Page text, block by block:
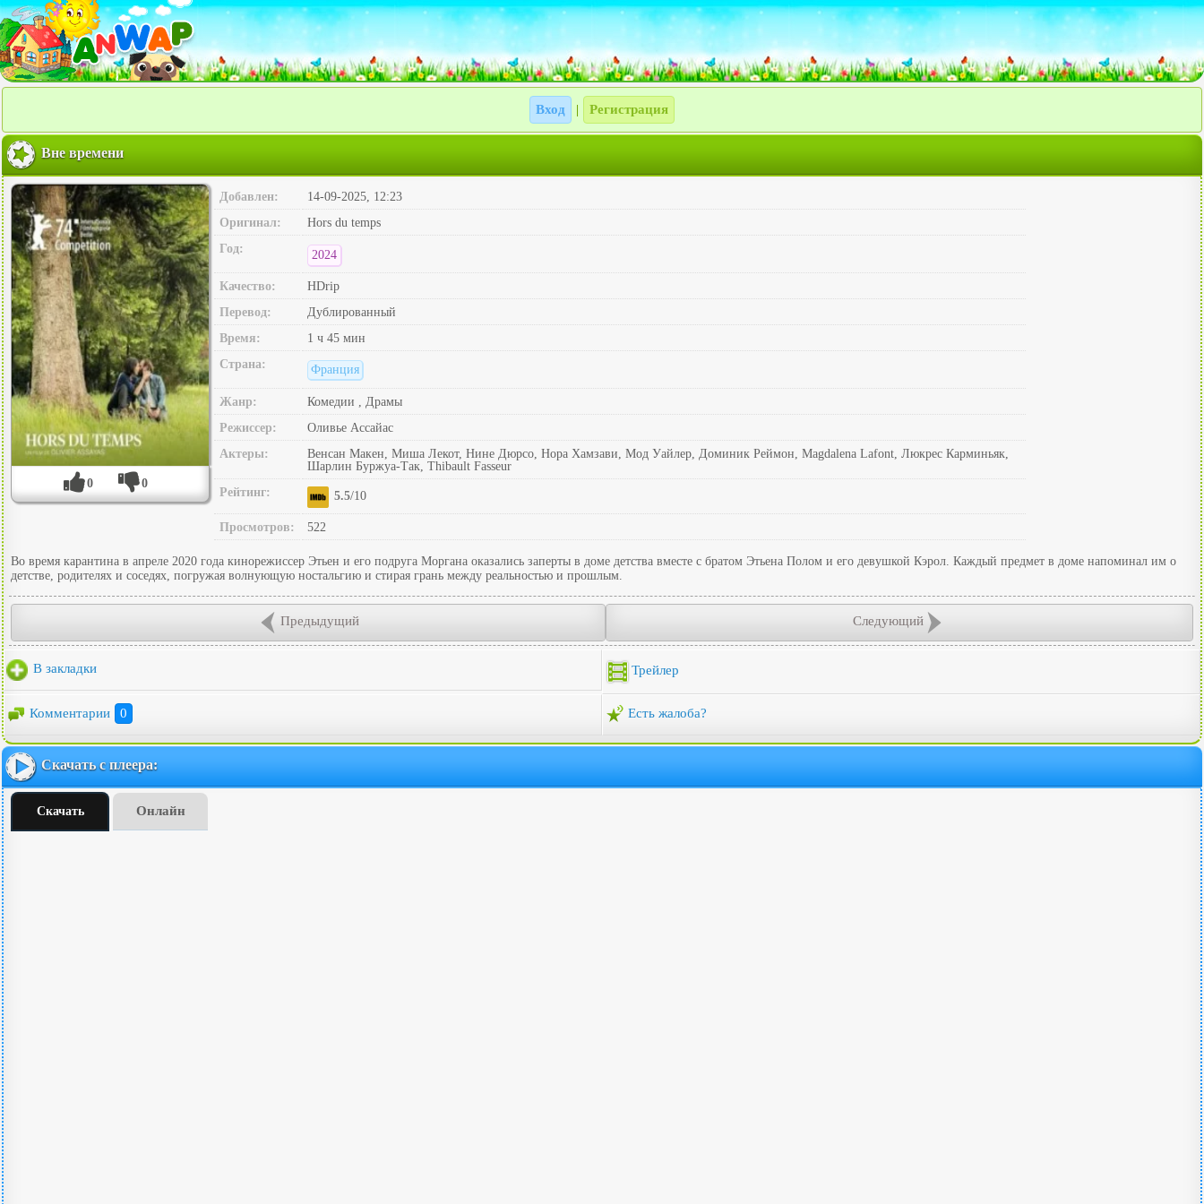
Вход Регистрация
Вне времени
0 0
Добавлен:
14-09-2025, 12:23
Оригинал:
Hors du temps
Год:
2024
Качество:
HDrip
Перевод:
Дублированный
Время:
1 ч 45 мин
Страна:
Франция
Жанр:
Комедии , Драмы
Режиссер:
Оливье Ассайас
Актеры:
Венсан Макен, Миша Лекот, Нине Дюрсо, Нора Хамзави, Мод Уайлер, Доминик Реймон, Magdalena Lafont, Люкрес Карминьяк,
Шарлин Буржуа-Так, Thibault Fasseur
Рейтинг:
5.5/10
Просмотров: 522
Во время карантина в апреле 2020 года кинорежиссер Этьен и его подруга Моргана оказались заперты в доме детства вместе с братом Этьена Полом и его девушкой Кэрол. Каждый предмет в доме напоминал им о
детстве, родителях и соседях, погружая волнующую ностальгию и стирая грань между реальностью и прошлым.
Предыдущий Следующий
В закладки Трейлер
Комментарии 0 Есть жалоба?
Скачать с плеера:
Скачать Онлайн